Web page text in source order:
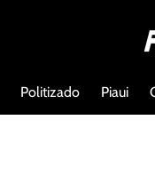
Politizado Piaui